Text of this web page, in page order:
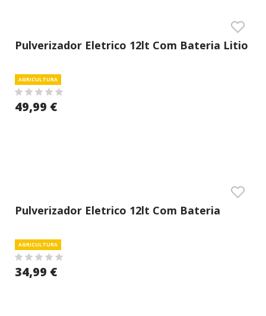
Pulverizador Eletrico 12lt Com Bateria Litio
AGRICULTURA
49,99 €
Pulverizador Eletrico 12lt Com Bateria
AGRICULTURA
34,99 €